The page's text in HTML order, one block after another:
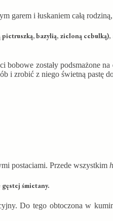
garem i łuskaniem całą
bazylią, zieloną
zostały podsmażone
i zrobić z niego świetną pastę
postaciami. Przede wszystkim
śmietany.
Do tego obtoczona w